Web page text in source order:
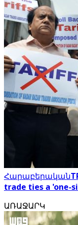
Հարաբերական
trade ties a 'one-
ԱՌԱՋԱՐԿ